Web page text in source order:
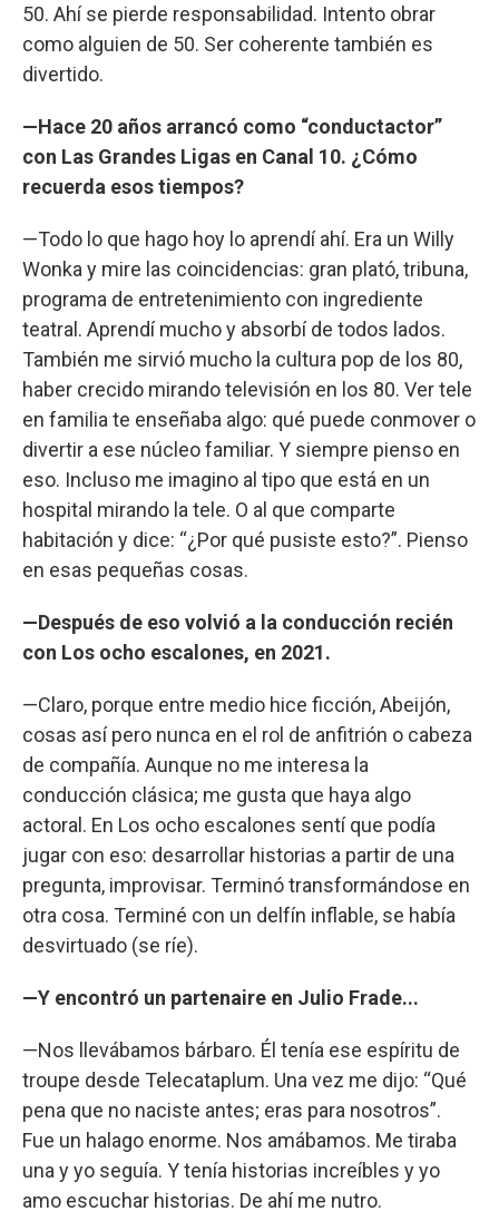
50. Ahí se pierde responsabilidad. Intento obrar
como alguien de 50. Ser coherente también es
divertido.
—Hace 20 años arrancó como “conductactor”
con Las Grandes Ligas en Canal 10. ¿Cómo
recuerda esos tiempos?
—Todo lo que hago hoy lo aprendí ahí. Era un Willy
Wonka y mire las coincidencias: gran plató, tribuna,
programa de entretenimiento con ingrediente
teatral. Aprendí mucho y absorbí de todos lados.
También me sirvió mucho la cultura pop de los 80,
haber crecido mirando televisión en los 80. Ver tele
en familia te enseñaba algo: qué puede conmover o
divertir a ese núcleo familiar. Y siempre pienso en
eso. Incluso me imagino al tipo que está en un
hospital mirando la tele. O al que comparte
habitación y dice: “¿Por qué pusiste esto?”. Pienso
en esas pequeñas cosas.
—Después de eso volvió a la conducción recién
con Los ocho escalones, en 2021.
—Claro, porque entre medio hice ficción, Abeijón,
cosas así pero nunca en el rol de anfitrión o cabeza
de compañía. Aunque no me interesa la
conducción clásica; me gusta que haya algo
actoral. En Los ocho escalones sentí que podía
jugar con eso: desarrollar historias a partir de una
pregunta, improvisar. Terminó transformándose en
otra cosa. Terminé con un delfín inflable, se había
desvirtuado (se ríe).
—Y encontró un partenaire en Julio Frade...
—Nos llevábamos bárbaro. Él tenía ese espíritu de
troupe desde Telecataplum. Una vez me dijo: “Qué
pena que no naciste antes; eras para nosotros”.
Fue un halago enorme. Nos amábamos. Me tiraba
una y yo seguía. Y tenía historias increíbles y yo
amo escuchar historias. De ahí me nutro.